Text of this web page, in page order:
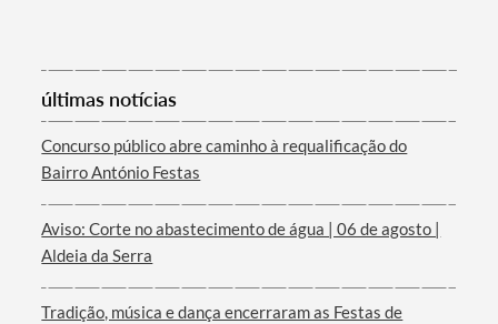
últimas notícias
Concurso público abre caminho à requalificação do
Bairro António Festas
Aviso: Corte no abastecimento de água | 06 de agosto |
Aldeia da Serra
Tradição, música e dança encerraram as Festas de